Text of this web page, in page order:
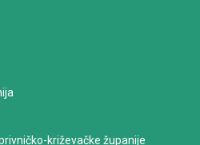
križevačke županije